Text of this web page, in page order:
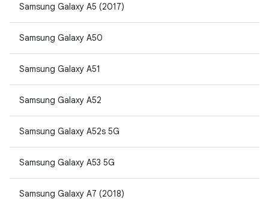
Samsung Galaxy A5 (2017)
Samsung Galaxy A50
Samsung Galaxy A51
Samsung Galaxy A52
Samsung Galaxy A52s 5G
Samsung Galaxy A53 5G
Samsung Galaxy A7 (2018)